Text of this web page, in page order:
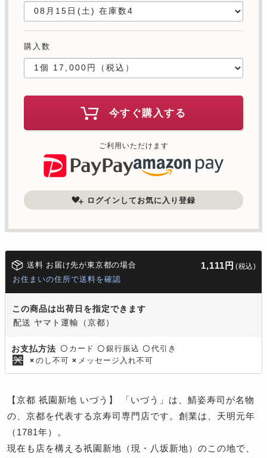
購入数
今すぐ購入する
ご利用いただけます
ログインしてお気に入り登録
送料 お届け先が東京都の場合 1,111円 (税込)
お住まいの住所で送料を確認
この商品は出荷日を指定できます
配送 ヤマト運輸（京都）
お支払方法 〇 カード 〇 銀行振込 〇 代引き
× のし不可 × メッセージ入れ不可
【京都 祇園新地 いづう】 「いづう」は、鯖姿寿司が名物
の、京都を代表する京寿司専門店です。創業は、天明元年
（1781年）。
現在も店を構える祇園新地（現・八坂新地）のこの地で、